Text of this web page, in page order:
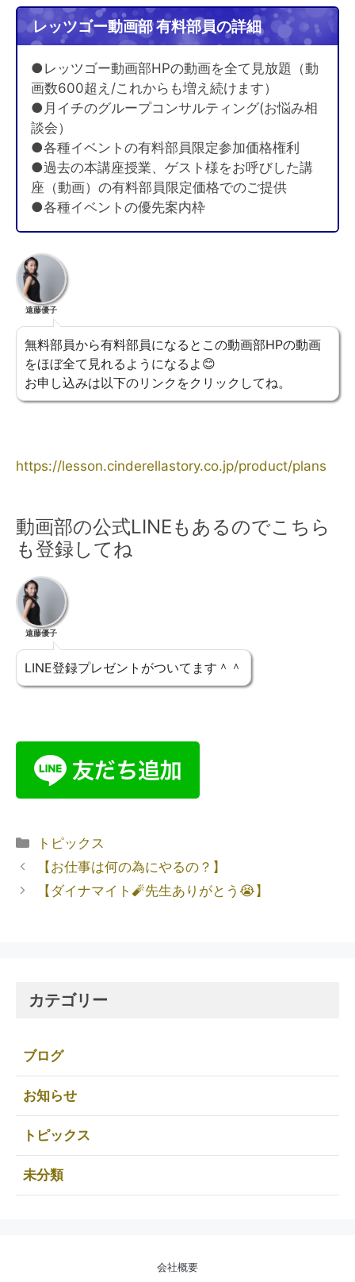
レッツゴー動画部 有料部員の詳細
●レッツゴー動画部HPの動画を全て見放題（動
画数600超え/これからも増え続けます）
●月イチのグループコンサルティング(お悩み相
談会）
●各種イベントの有料部員限定参加価格権利
●過去の本講座授業、ゲスト様をお呼びした講
座（動画）の有料部員限定価格でのご提供
●各種イベントの優先案内枠
遠藤優子
無料部員から有料部員になるとこの動画部HPの動画
をほぼ全て見れるようになるよ😊
お申し込みは以下のリンクをクリックしてね。
https://lesson.cinderellastory.co.jp/product/plans
動画部の公式LINEもあるのでこちら
も登録してね
遠藤優子
LINE登録プレゼントがついてます＾＾
トピックス
【お仕事は何の為にやるの？】
【ダイナマイト🧨先生ありがとう😭】
カテゴリー
ブログ
お知らせ
トピックス
未分類
会社概要